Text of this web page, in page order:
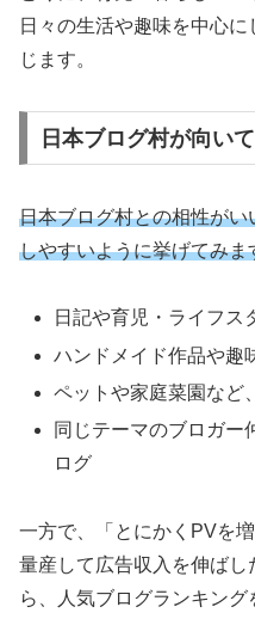
日々の生活や趣味を中心
じます。
日本ブログ村が向い
日本ブログ村との相性が
しやすいように挙げてみま
日記や育児・ライフス
ハンドメイド作品や趣
ペットや家庭菜園など
同じテーマのブロガー
ログ
一方で、「とにかくPVを
量産して広告収入を伸ば
ら、人気ブログランキング